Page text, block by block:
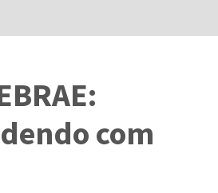
com